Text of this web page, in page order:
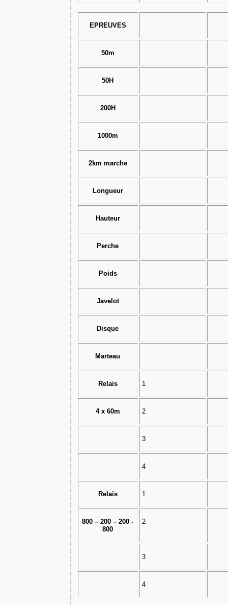
EPREUVES
50m
50H
200H
1000m
2km marche
Longueur
Hauteur
Perche
Poids
Javelot
Disque
Marteau
Relais 1
4 x 60m 2
3
4
Relais 1
800 – 200 – 200 -
800
2
3
4